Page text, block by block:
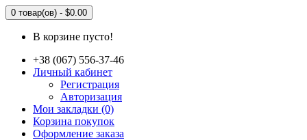
0 товар(ов) - $0.00
В корзине пусто!
+38 (067) 556-37-46
Личный кабинет
Регистрация
Авторизация
Мои закладки (0)
Корзина покупок
Оформление заказа